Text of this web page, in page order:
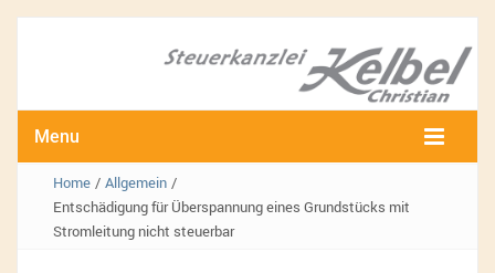
Menu
Home / Allgemein /
Entschädigung für Überspannung eines Grundstücks mit
Stromleitung nicht steuerbar